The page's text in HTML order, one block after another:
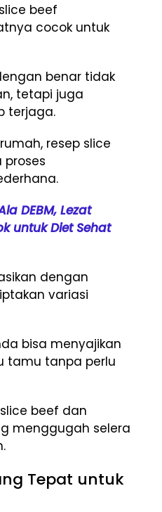
beef
cocok untuk
benar tidak
tetapi juga
terjaga.
resep slice
proses
DEBM, Lezat
untuk Diet Sehat
dengan
variasi
bisa menyajikan
tamu tanpa perlu
beef dan
menggugah selera
Tepat untuk